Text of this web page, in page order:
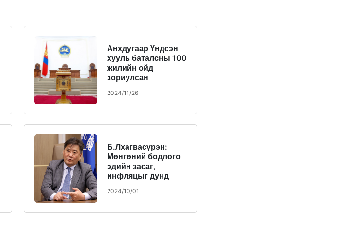
Анхдугаар Үндсэн
хууль баталсны 100
жилийн ойд
зориулсан
хуралдаан боллоо
2024/11/26
Б.Лхагвасүрэн:
Мөнгөний бодлого
эдийн засаг,
инфляцыг дунд
тогтворжуулахад
2024/10/01